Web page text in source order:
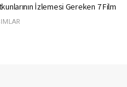
İzlemesi Gereken 7 Film